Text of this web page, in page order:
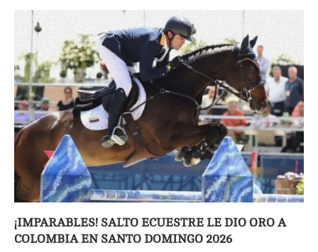
¡IMPARABLES! SALTO ECUESTRE LE DIO ORO A
COLOMBIA EN SANTO DOMINGO 2026